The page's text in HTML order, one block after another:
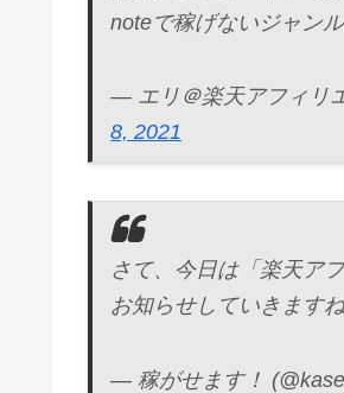
noteで稼げないジャン
— エリ＠楽天アフィリ
8, 2021
さて、今日は「楽天ア
お知らせしていきますね
— 稼がせます！